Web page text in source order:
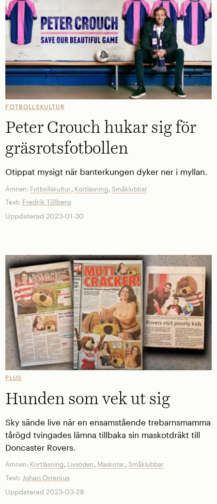
FOTBOLLSKULTUR
Peter Crouch hukar sig för
gräsrotsfotbollen
Otippat mysigt när banterkungen dyker ner i myllan.
Ämnen: Fotbollskultur, Kortläsning,Småklubbar
Text: Fredrik Tillberg
Uppdaterad 2023-01-30
PLUS
Hunden som vek ut sig
Sky sände live när en ensamstående trebarnsmamma
tårögd tvingades lämna tillbaka sin maskotdräkt till
Doncaster Rovers.
Ämnen: Kortläsning, Livsöden, Maskotar,Småklubbar
Text: Johan Orrenius
Uppdaterad 2023-03-28